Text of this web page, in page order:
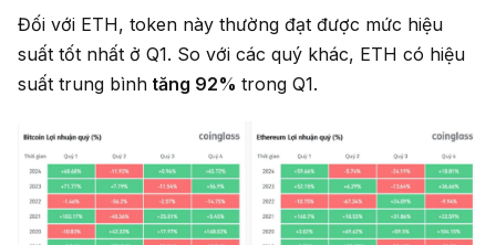
Đối với ETH, token này thường đạt được mức hiệu
suất tốt nhất ở Q1. So với các quý khác, ETH có hiệu
suất trung bình tăng 92% trong Q1.